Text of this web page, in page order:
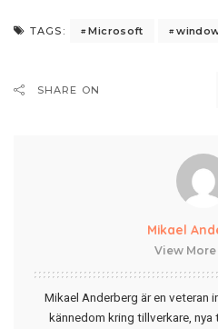
TAGS: Microsoft
SHARE ON
Mikael
View
Mikael Anderberg är en veteran
kännedom kring tillverkare,